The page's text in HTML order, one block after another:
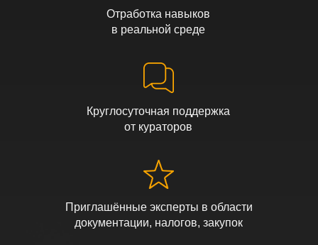
Приглашённые эксперты в области
документации, налогов, закупок
Отработка навыков
в реальной среде
Круглосуточная поддержка
от кураторов